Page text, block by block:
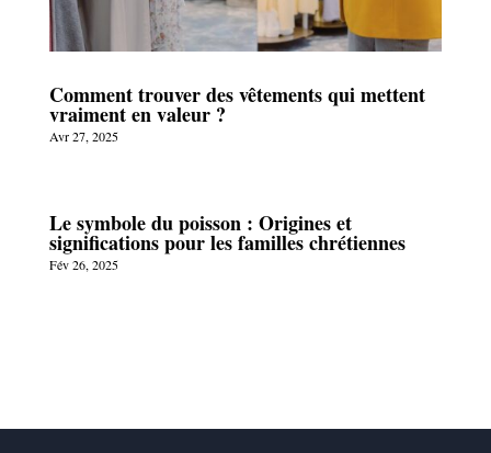
Comment trouver des vêtements qui mettent
vraiment en valeur ?
Avr 27, 2025
Le symbole du poisson : Origines et
significations pour les familles chrétiennes
Fév 26, 2025